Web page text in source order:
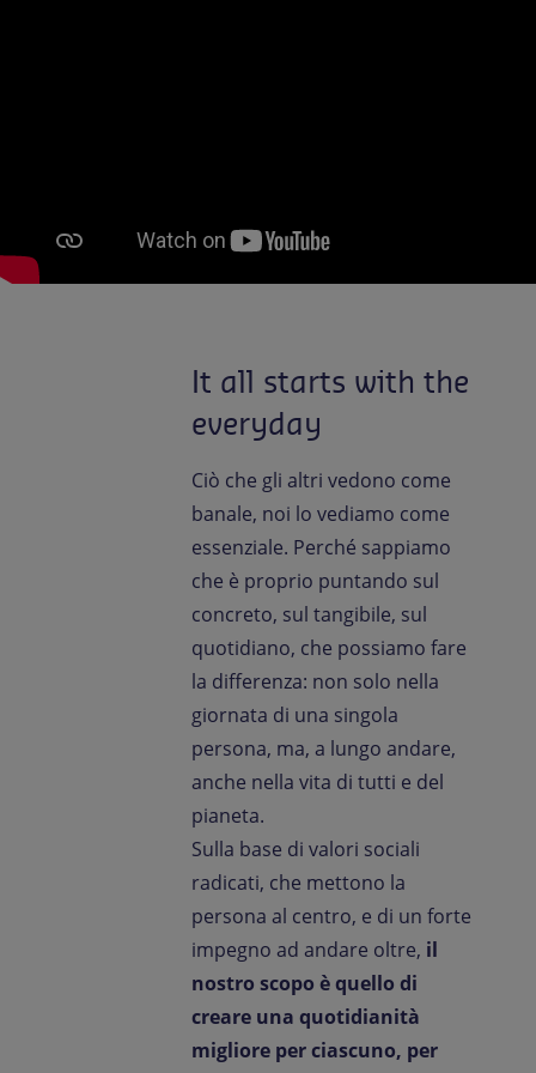
It all starts with the
everyday
Ciò che gli altri vedono come
banale, noi lo vediamo come
essenziale. Perché sappiamo
che è proprio puntando sul
concreto, sul tangibile, sul
quotidiano, che possiamo fare
la differenza: non solo nella
giornata di una singola
persona, ma, a lungo andare,
anche nella vita di tutti e del
pianeta.
Sulla base di valori sociali
radicati, che mettono la
persona al centro, e di un forte
impegno ad andare oltre, il
nostro scopo è quello di
creare una quotidianità
migliore per ciascuno, per